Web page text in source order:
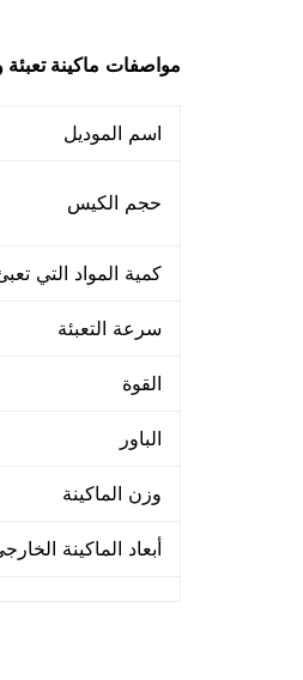
مواصفات ماكينة
اسم الموديل
حجم الكيس
كمية المواد التي
سرعة التعبئة
القوة
الباور
وزن الماكينة
أبعاد الماكينة